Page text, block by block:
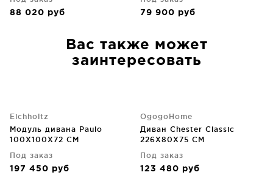
88 020 руб 79 900 руб
Вас также может
заинтересовать
Eichholtz
Модуль дивана Paulo
100X100X72 CM
Под заказ
197 450 руб
OgogoHome
Диван Chester Classic
226X80X75 CM
Под заказ
123 480 руб